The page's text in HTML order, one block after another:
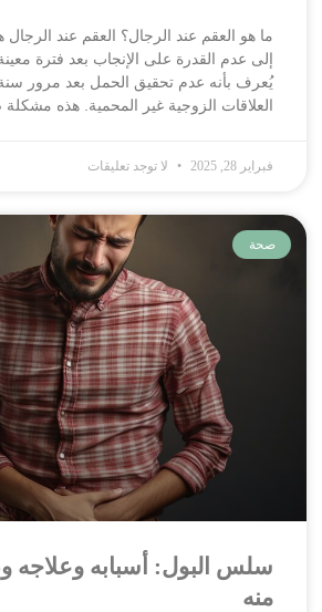
ما هو العقم عند الرجال؟ العقم عند الرجال
إلى عدم القدرة على الإنجاب بعد فترة
يُعرف بأنه عدم تحقيق الحمل بعد مرور
العلاقات الزوجية غير المحمية. هذه
فبراير 28, 2025 لا توجد تعليقات
صحة
سلس البول: أسبابه وعلاجه
منه